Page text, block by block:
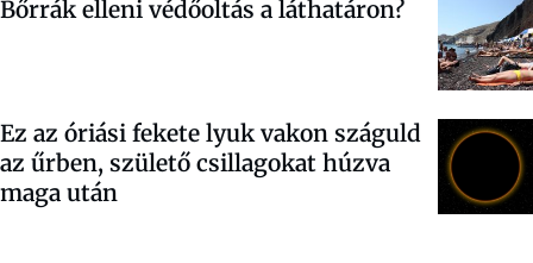
Bőrrák elleni védőoltás a láthatáron?
Ez az óriási fekete lyuk vakon száguld
az űrben, születő csillagokat húzva
maga után